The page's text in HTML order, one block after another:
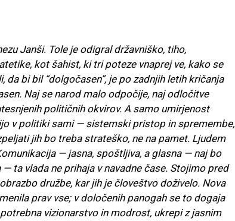
Janši. Tole je odigral državniško, tiho,
kot šahist, ki tri poteze vnaprej ve, kako se
bi bil “dolgočasen”, je po zadnjih letih kričanja
Naj se narod malo odpočije, naj odločitve
političnih okvirov. A samo umirjenost
v politiki sami — sistemski pristop in spremembe,
jih bo treba strateško, ne na pamet. Ljudem
— jasna, spoštljiva, a glasna — naj bo
ta vlada ne prihaja v navadne čase. Stojimo pred
družbe, kar jih je človeštvo doživelo. Nova
prav vse; v določenih panogah se to dogaja
vizionarstvo in modrost, ukrepi z jasnim